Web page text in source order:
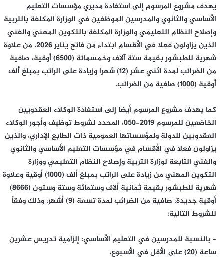
يهدف مشروع المرسوم إلى استفادة مديري مؤسسات التعليم
الأساسي والثانوي والمدرسين الموظفين في الوزارة المكلفة بالتربية
وإصلاح النظام التعليمي والوزارة المكلفة بالتكوين المهني والفني
الذين يزاولون فعلا في الأقسام ابتداء من فاتح يناير 2026، من علاوة
شهرية للطبشور بقيمة ستة آلاف وخمسمائة (6500) أوقية، صافية
من الضرائب لمدة اثني عشر (12) شهرا وزيادة على الراتب بمبلغ ألف
أوقية (1000) صافية من الضرائب.
كما يهدف مشروع المرسوم أيضا إلى استفادة الوكلاء العقدويين
الخاضعين للمرسوم 2019-050، المحدد لشروط توظيف وأجور الوكلاء
العقدوبين للدولة ولمؤسساتها العمومية ذات الطابع الإداري، والذين
يزاولون فعلا في الأقسام في مؤسسات التعليم الأساسي والثانوي
والفني التابعة لوزارة التربية وإصلاح النظام التعليمي ووزارة
التكوين المهني من زيادة على الراتب بمبلغ ألف (1000) أوقية وعلاوة
شهرية للطبشور بقيمة ثمانية ألاف وستمائة وستة وستون (8666)
أوقية جديدة، صافية من الضرائب لمدة تسعة (9) أشهر، وذلك وفقاً
للشروط التالية:
– بالنسبة للمدرسين في التعليم الأساسي: إلزامية تدريس عشرين
ساعة (20) على الأقل في الأسبوع،